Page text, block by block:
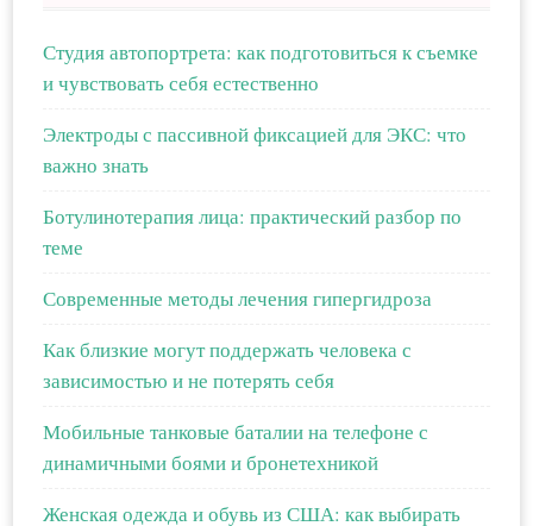
Студия автопортрета: как подготовиться к съемке
и чувствовать себя естественно
Электроды с пассивной фиксацией для ЭКС: что
важно знать
Ботулинотерапия лица: практический разбор по
теме
Современные методы лечения гипергидроза
Как близкие могут поддержать человека с
зависимостью и не потерять себя
Мобильные танковые баталии на телефоне с
динамичными боями и бронетехникой
Женская одежда и обувь из США: как выбирать